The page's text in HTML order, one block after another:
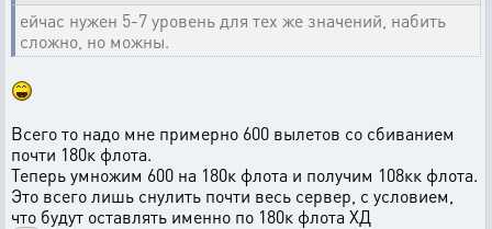
ейчас нужен 5-7 уровень для тех же значений, набить
сложно, но можны.
Всего то надо мне примерно 600 вылетов со сбиванием
почти 180к флота.
Теперь умножим 600 на 180к флота и получим 108кк флота.
Это всего лишь снулить почти весь сервер, с условием,
что будут оставлять именно по 180к флота ХД